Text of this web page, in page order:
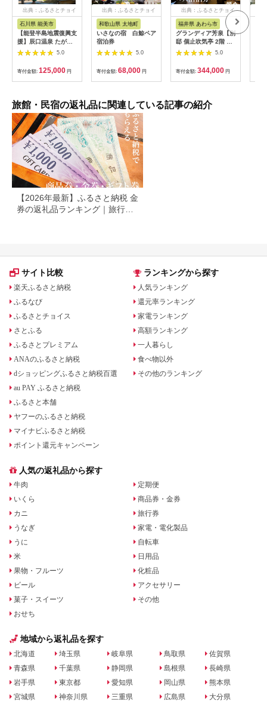
出典：ふるさとチョイ
石川県 能美市
【能登半島地震復興支
援】辰口温泉 たがわ
龍泉閣「吉祥亭」ペア
5.0
寄付金額: 125,000 円
出典：ふるさとチョイ
和歌山県 太地町
いさなの宿 白鯨ペア
宿泊券
5.0
寄付金額: 68,000 円
出典：ふるさとチョイ
福井県 あわら市
グランディア芳泉【別
邸 個止吹気亭 2階 コ
ンフォートスイート
露天風呂付客室】1泊
2食付き ペア宿泊券
（2名様分） ／ 旅行
チケット 温泉 北陸 あ
ト 冷蔵庫インクルー
シブ グランディア あ
5.0
寄付金額: 344,000 円
旅館・民宿の返礼品に関連している記事の紹介
【2026年最新】ふるさと納税 金
券の返礼品ランキング｜旅行
サイト比較
楽天ふるさと納税
ふるなび
ふるさとチョイス
さとふる
ふるさとプレミアム
ANAのふるさと納税
dショッピングふるさと納税百選
au PAY ふるさと納税
ふるさと本舗
ヤフーのふるさと納税
マイナビふるさと納税
ポイント還元キャンペーン
ランキングから探す
人気ランキング
還元率ランキング
家電ランキング
高額ランキング
一人暮らし
食べ物以外
その他のランキング
人気の返礼品から探す
牛肉
いくら
カニ
うなぎ
うに
米
果物・フルーツ
ビール
菓子・スイーツ
おせち
定期便
商品券・金券
旅行券
家電・電化製品
自転車
日用品
化粧品
アクセサリー
その他
地域から返礼品を探す
北海道
青森県
岩手県
宮城県
埼玉県
千葉県
東京都
神奈川県
岐阜県
静岡県
愛知県
三重県
鳥取県
島根県
岡山県
広島県
佐賀県
長崎県
熊本県
大分県